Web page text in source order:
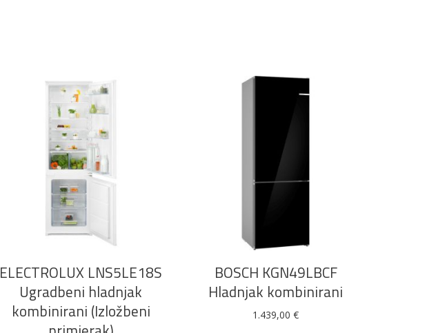
DODAJ U KOŠARICU
ELECTROLUX LNS5LE18S
Ugradbeni hladnjak
kombinirani (Izložbeni
BOSCH KGN49LBCF
Hladnjak kombinirani
1.439,00€